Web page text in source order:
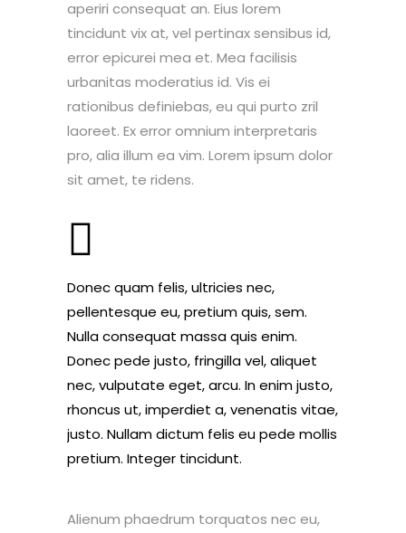
aperiri consequat an. Eius lorem
tincidunt vix at, vel pertinax sensibus id,
error epicurei mea et. Mea facilisis
urbanitas moderatius id. Vis ei
rationibus definiebas, eu qui purto zril
laoreet. Ex error omnium interpretaris
pro, alia illum ea vim. Lorem ipsum dolor
sit amet, te ridens.
Donec quam felis, ultricies nec,
pellentesque eu, pretium quis, sem.
Nulla consequat massa quis enim.
Donec pede justo, fringilla vel, aliquet
nec, vulputate eget, arcu. In enim justo,
rhoncus ut, imperdiet a, venenatis vitae,
justo. Nullam dictum felis eu pede mollis
pretium. Integer tincidunt.
Alienum phaedrum torquatos nec eu,